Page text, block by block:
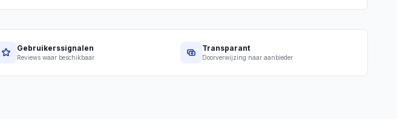
Gebruikerssignalen
Reviews waar beschikbaar
Transparant
Doorverwijzing naar aanbieder